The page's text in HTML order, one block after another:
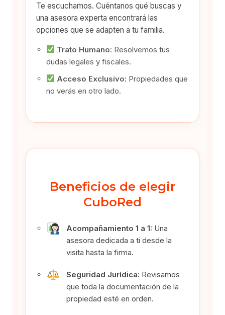
Te escuchamos. Cuéntanos qué buscas y
una asesora experta encontrará las
opciones que se adapten a tu familia.
Trato Humano: Resolvemos tus
dudas legales y fiscales.
Acceso Exclusivo: Propiedades que
no verás en otro lado.
Beneficios de elegir
CuboRed
Acompañamiento 1 a 1: Una
asesora dedicada a ti desde la
visita hasta la firma.
Seguridad Jurídica: Revisamos
que toda la documentación de la
propiedad esté en orden.